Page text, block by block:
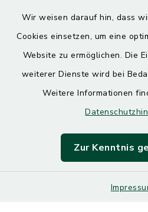
Wir weisen darauf hin, dass
Cookies einsetzen, um eine
Website zu ermöglichen. Die
weiterer Dienste wird bei
Weitere Informationen
Zur Kenntnis